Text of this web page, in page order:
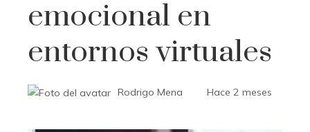
emocional en
entornos virtuales
Rodrigo Mena Hace 2 meses